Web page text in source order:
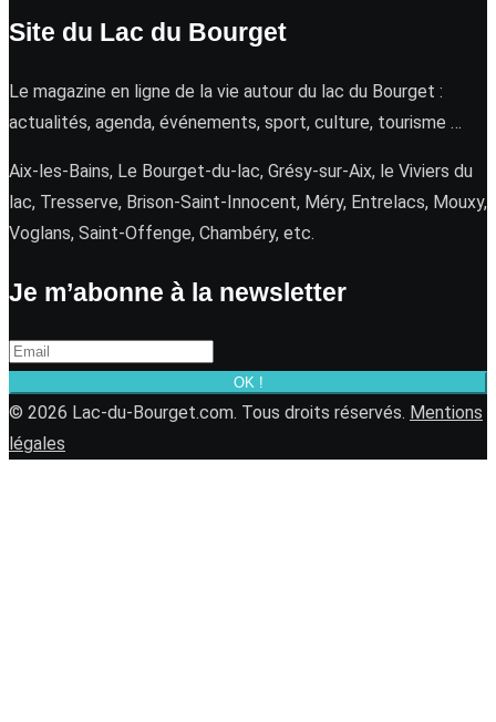
Site du Lac du Bourget
Le magazine en ligne de la vie autour du lac du Bourget :
actualités, agenda, événements, sport, culture, tourisme …
Aix-les-Bains, Le Bourget-du-lac, Grésy-sur-Aix, le Viviers du
lac, Tresserve, Brison-Saint-Innocent, Méry, Entrelacs, Mouxy,
Voglans, Saint-Offenge, Chambéry, etc.
Je m’abonne à la newsletter
OK !
© 2026 Lac-du-Bourget.com. Tous droits réservés. Mentions
légales